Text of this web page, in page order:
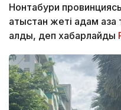
Нонтабури
атыстан жеті адам
алды, деп хабарлайды